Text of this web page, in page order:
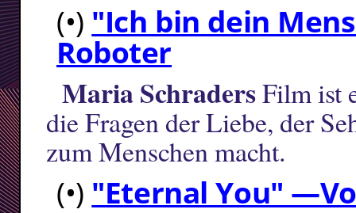
(•) "Ich bin dein
Roboter
Maria SchradersFilm ist
die Fragen der Liebe, der
zum Menschen macht.
(•) "Eternal You"